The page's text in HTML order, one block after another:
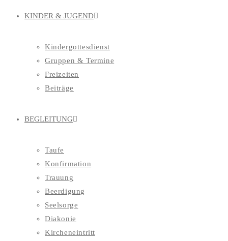
KINDER & JUGEND
Kindergottesdienst
Gruppen & Termine
Freizeiten
Beiträge
BEGLEITUNG
Taufe
Konfirmation
Trauung
Beerdigung
Seelsorge
Diakonie
Kircheneintritt